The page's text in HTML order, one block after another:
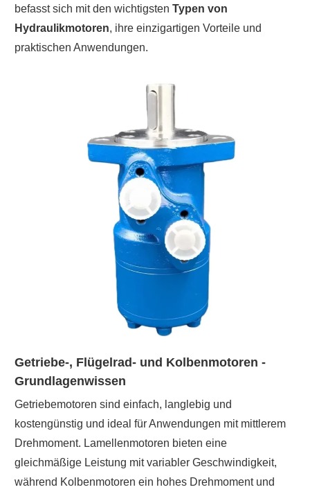
befasst sich mit den wichtigstenTypen von
Hydraulikmotoren, ihre einzigartigen Vorteile und
praktischen Anwendungen.
Getriebe-, Flügelrad- und Kolbenmotoren -
Grundlagenwissen
Getriebemotoren sind einfach, langlebig und
kostengünstig und ideal für Anwendungen mit mittlerem
Drehmoment. Lamellenmotoren bieten eine
gleichmäßige Leistung mit variabler Geschwindigkeit,
während Kolbenmotoren ein hohes Drehmoment und